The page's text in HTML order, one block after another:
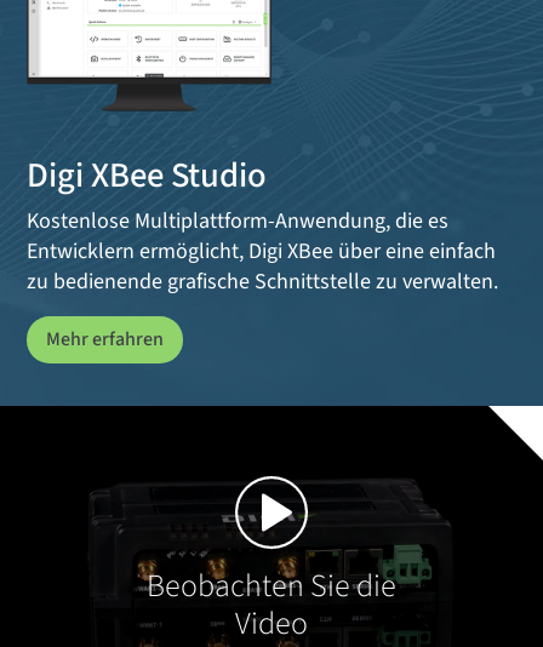
Digi XBee Studio
Kostenlose Multiplattform-Anwendung, die es
Entwicklern ermöglicht, Digi XBee über eine einfach
zu bedienende grafische Schnittstelle zu verwalten.
Mehr erfahren
Beobachten Sie die
Video